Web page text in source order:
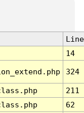
Line
14
324
211
62